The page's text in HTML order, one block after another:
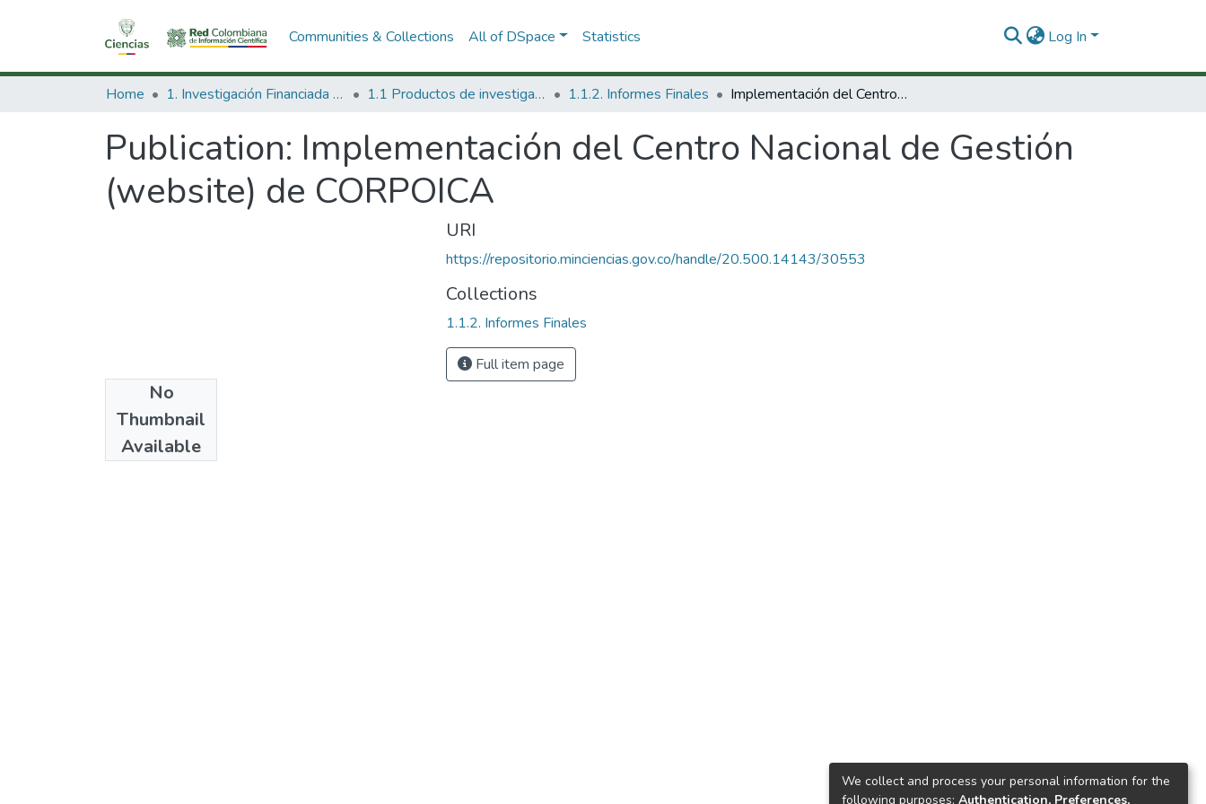
Communities & Collections All of DSpace Statistics Log In
Home 1. Investigación Financiada con Recursos Públicos 1.1 Productos de investigación 1.1.2. Informes Finales Implementación del Centro Nacional de Gestión (website) de CORPOICA
Publication: Implementación del Centro Nacional de Gestión
(website) de CORPOICA
No
Thumbnail
Available
1997
URI
https://repositorio.minciencias.gov.co/handle/20.500.14143/30553
Collections
1.1.2. Informes Finales
Full item page
We collect and process your personal information for the
following purposes: Authentication, Preferences,